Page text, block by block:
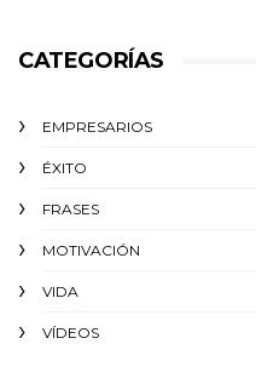
CATEGORÍAS
EMPRESARIOS
ÉXITO‬
FRASES
MOTIVACIÓN
VIDA
VÍDEOS